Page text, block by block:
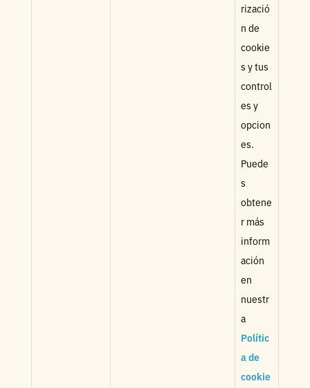
rizació
n de
cookie
s y tus
control
es y
opcion
es.
Puede
s
obtene
r más
inform
ación
en
nuestr
a
Polític
a de
cookie